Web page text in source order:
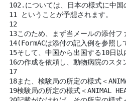
102.については、日本の様式に中国
11
ということが予想されます。
12
13このため、まず当メールの添付
14(FormACは添付の記入例を参照し
15そして、中国から出国する10日
16の作成を依頼し、動物病院のス
17
18また、検験局の所定の様式＜
19検験局の所定の様式＜ANIMAL